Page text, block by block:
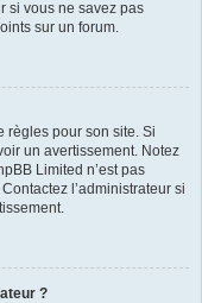
si vous ne savez pas
sur un forum.
règles pour son site. Si
un avertissement. Notez
Limited n’est pas
l’administrateur si
?